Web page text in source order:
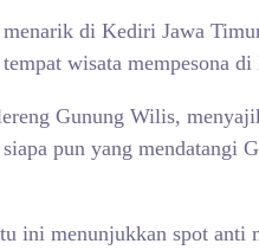
di Kediri Jawa
wisata mempesona
Gunung Wilis,
pun yang mendatangi
ini menunjukkan spot